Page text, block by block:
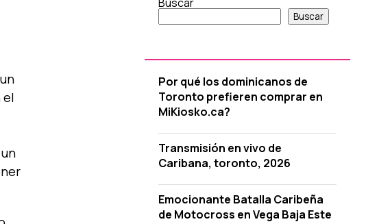
el
Buscar
Por qué los dominicanos de
Toronto prefieren comprar en
MiKiosko.ca?
Transmisión en vivo de
Caribana, toronto, 2026
Emocionante Batalla Caribeña
de Motocross en Vega Baja Este